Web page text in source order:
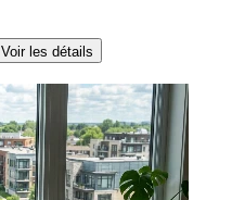
Voir les détails